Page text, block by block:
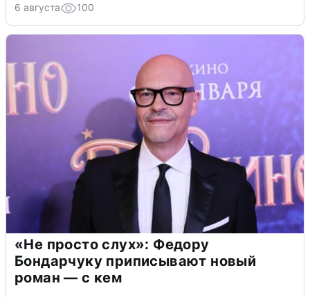
6 августа 100
«Не просто слух»: Федору
Бондарчуку приписывают новый
роман — с кем